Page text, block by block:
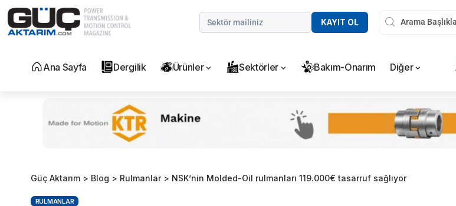
KAYIT OL
Ana Sayfa Dergilik Ürünler Sektörler Bakım-Onarım Diğer
Güç Aktarım > Blog > Rulmanlar> NSK’nin Molded-Oil rulmanları 119.000€ tasarruf sağlıyor
RULMANLAR